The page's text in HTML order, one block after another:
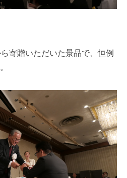
寄贈いただいた景品で、恒例